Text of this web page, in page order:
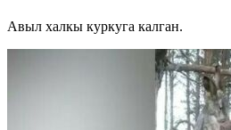
Авыл халкы куркуга калган.